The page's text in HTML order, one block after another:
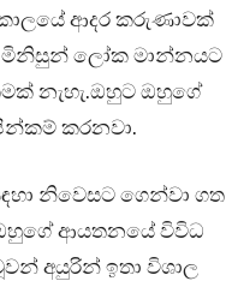
ආදර කරුණාවක්
මිනිසුන් ලෝක මාන්නයට
නැහැ.ඔහුට ඔහුගේ
කරනවා.
නිවෙසට ගෙන්වා ගත
ඔහුගේ ආයතනයේ විවිධ
අයුරින් ඉතා විශාල